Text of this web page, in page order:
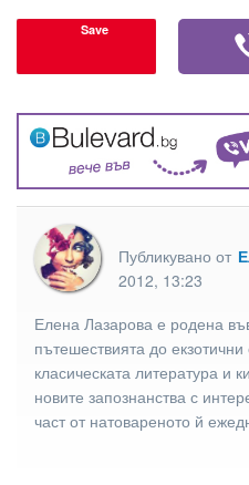
Save
Публикувано от
2012, 13:23
Елена Лазарова е родена
пътешествията до
класическата литература и
новите запознанства с
част от натовареното й